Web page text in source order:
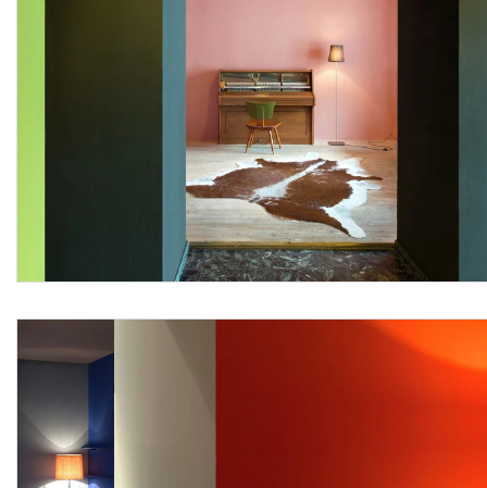
Le lavorazioni devono attenersi scrupolosamente al
progetto esecutivo e alle disposizioni tecniche del Direttore
dei Lavori o della Committenza, conformandosi nella loro
realizzazione, a tutte le prescrizioni contenute
contrattualmente nel capitolato d'appalto.
Sono esclusi dal prezzo il consolidamento con fissativo da
applicare prima della stesura della pittura, il ripristino di
intonaco degradato in via di distacco, l'eventuale mano
preventiva di fissativo nel caso di superfici molto
la fornitura dei materiali con il relativo trasporto degli stessi
a piè d’opera, la rimozione con spazzola morbida di
depositi superficiali di varia natura come pulviscolo,
sporco, con eventuale lavaggio delle zone interessate, la
preparazione della superficie da pitturare mediante
contenute raschiature, scrostature, eventuali riprese di